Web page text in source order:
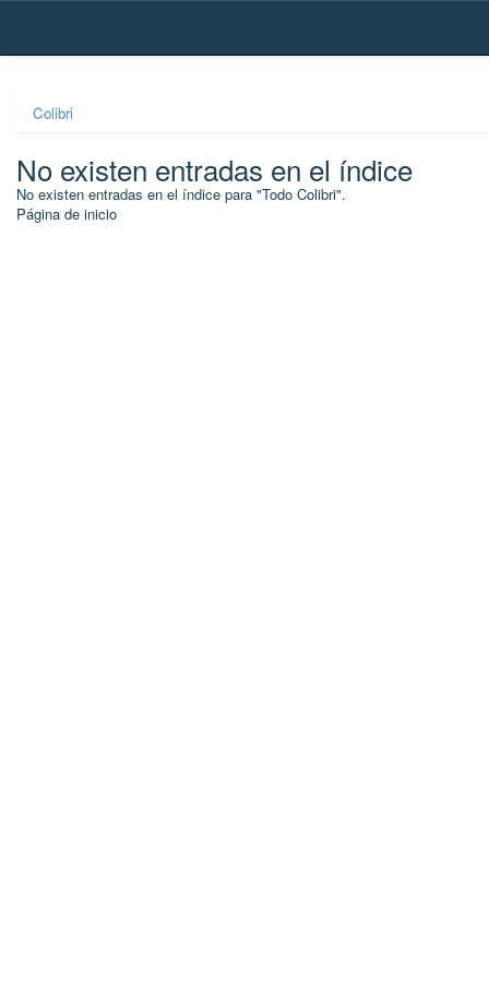
Skip
Colibri
No existen entradas en el índice
No existen entradas en el índice para "Todo Colibri".
Página de inicio